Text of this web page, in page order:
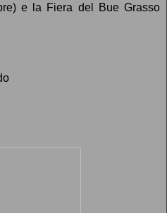
e la Fiera del Bue Grasso